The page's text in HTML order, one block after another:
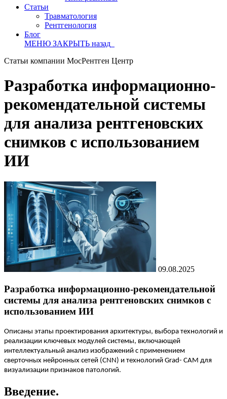
Статьи
Травматология
Рентгенология
Блог
МЕНЮ ЗАКРЫТЬ назад
Статьи компании МосРентген Центр
Разработка информационно-
рекомендательной системы
для анализа рентгеновских
снимков с использованием
ИИ
09.08.2025
Разработка информационно-рекомендательной
системы для анализа рентгеновских снимков с
использованием ИИ
Описаны этапы проектирования архитектуры, выбора технологий и
реализации ключевых модулей системы, включающей
интеллектуальный анализ изображений с применением
сверточных нейронных сетей (CNN) и технологий Grad- CAM для
визуализации признаков патологий.
Введение.